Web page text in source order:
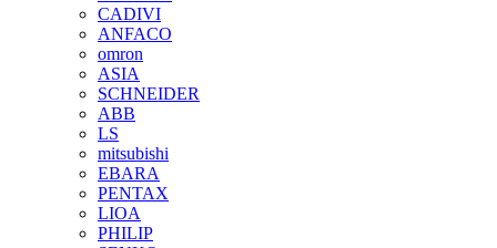
CADIVI
ANFACO
omron
ASIA
SCHNEIDER
ABB
LS
mitsubishi
EBARA
PENTAX
LIOA
PHILIP